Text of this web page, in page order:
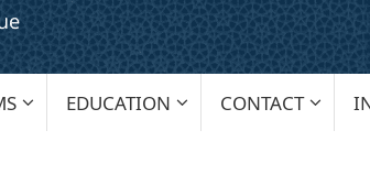
EDUCATION CONTACT